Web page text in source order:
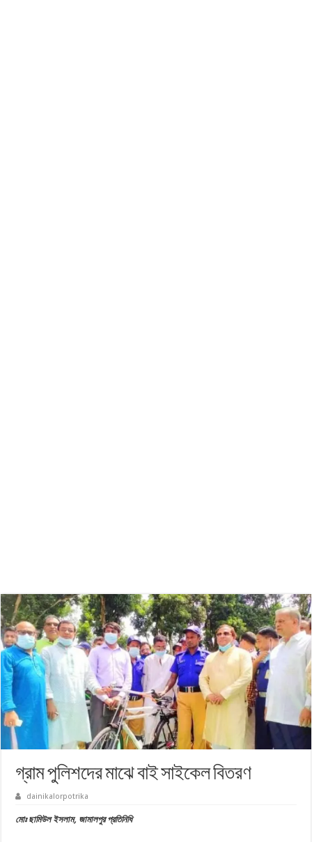
গ্রাম পুলিশদের মাঝে বাই সাইকেল বিতরণ
dainikalorpotrika
মোঃ ছামিউল ইসলাম, জামালপুর প্রতিনিধি